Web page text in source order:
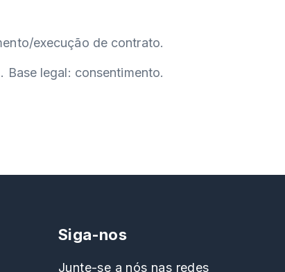
execução de contrato.
legal: consentimento.
Siga-nos
Junte-se a nós nas redes